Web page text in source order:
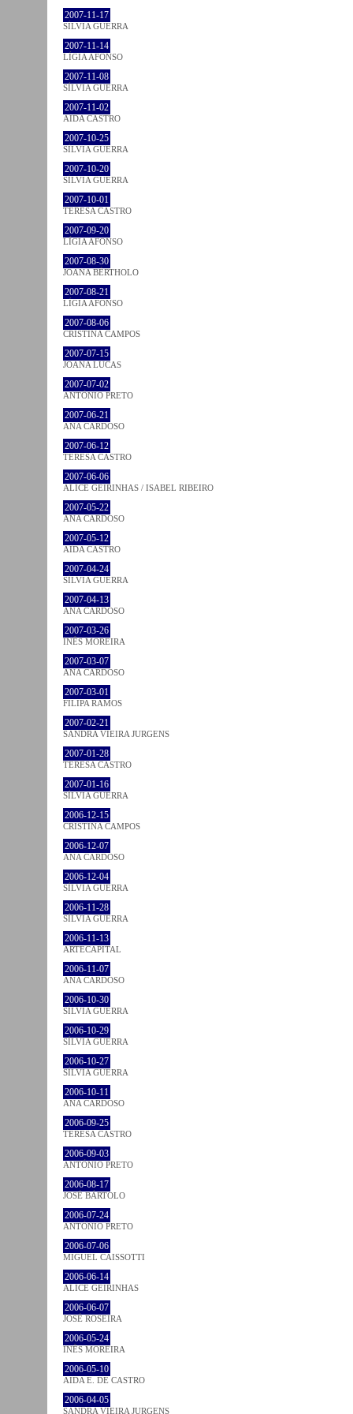
2007-11-17
SÍLVIA GUERRA
2007-11-14
LÍGIA AFONSO
2007-11-08
SÍLVIA GUERRA
2007-11-02
AIDA CASTRO
2007-10-25
SÍLVIA GUERRA
2007-10-20
SÍLVIA GUERRA
2007-10-01
TERESA CASTRO
2007-09-20
LÍGIA AFONSO
2007-08-30
JOANA BÉRTHOLO
2007-08-21
LÍGIA AFONSO
2007-08-06
CRISTINA CAMPOS
2007-07-15
JOANA LUCAS
2007-07-02
ANTÓNIO PRETO
2007-06-21
ANA CARDOSO
2007-06-12
TERESA CASTRO
2007-06-06
ALICE GEIRINHAS / ISABEL RIBEIRO
2007-05-22
ANA CARDOSO
2007-05-12
AIDA CASTRO
2007-04-24
SÍLVIA GUERRA
2007-04-13
ANA CARDOSO
2007-03-26
INÊS MOREIRA
2007-03-07
ANA CARDOSO
2007-03-01
FILIPA RAMOS
2007-02-21
SANDRA VIEIRA JURGENS
2007-01-28
TERESA CASTRO
2007-01-16
SÍLVIA GUERRA
2006-12-15
CRISTINA CAMPOS
2006-12-07
ANA CARDOSO
2006-12-04
SÍLVIA GUERRA
2006-11-28
SÍLVIA GUERRA
2006-11-13
ARTECAPITAL
2006-11-07
ANA CARDOSO
2006-10-30
SÍLVIA GUERRA
2006-10-29
SÍLVIA GUERRA
2006-10-27
SÍLVIA GUERRA
2006-10-11
ANA CARDOSO
2006-09-25
TERESA CASTRO
2006-09-03
ANTÓNIO PRETO
2006-08-17
JOSÉ BÁRTOLO
2006-07-24
ANTÓNIO PRETO
2006-07-06
MIGUEL CAISSOTTI
2006-06-14
ALICE GEIRINHAS
2006-06-07
JOSÉ ROSEIRA
2006-05-24
INÊS MOREIRA
2006-05-10
AIDA E. DE CASTRO
2006-04-05
SANDRA VIEIRA JURGENS